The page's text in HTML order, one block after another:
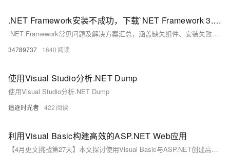
.NET Framework安装不成功，下载`NET Framework 3.5`文件，Microsoft Visual C++
.NET Framework常见问题及解决方案汇总，涵盖缺失组件、安装失败、错误代码等，提供多种修复方法，包括全能王DLL修复工具、微软官方运行库及命令行安装等，适用于Windows系统，解决应用程序无法运行问题。
34789737 1640
使用Visual Studio分析.NET Dump
使用Visual Studio分析.NET Dump
追逐时光者 422
利用Visual Basic构建高效的ASP.NET Web应用
【4月更文挑战第27天】本文探讨使用Visual Basic与ASP.NET创建高效Web应用的策略，包括了解两者基础、项目规划、MVC架构、数据访问与缓存、代码优化、异步编程、安全性、测试及部署维护。通过这些步骤，开发者能构建出快速、可靠且安全的Web应用，适应不断进步的技术环境。